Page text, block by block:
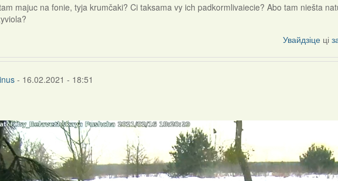
majuc na fonie, tyja krumčaki? Ci taksama vy ich padkormlivaiecie? Abo tam niešta
Увайдзіце ці
- 16.02.2021 - 18:51